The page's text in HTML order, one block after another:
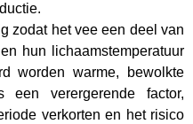
zodat het vee een deel van
hun lichaamstemperatuur
worden warme, bewolkte
een verergerende factor,
verkorten en het risico